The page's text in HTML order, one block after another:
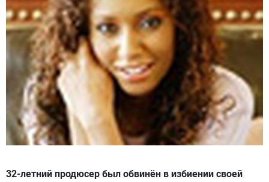
32-летний продюсер был обвинён в избиении своей